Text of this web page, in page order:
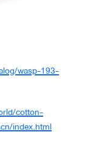
wasp-193-
cotton-
index.html